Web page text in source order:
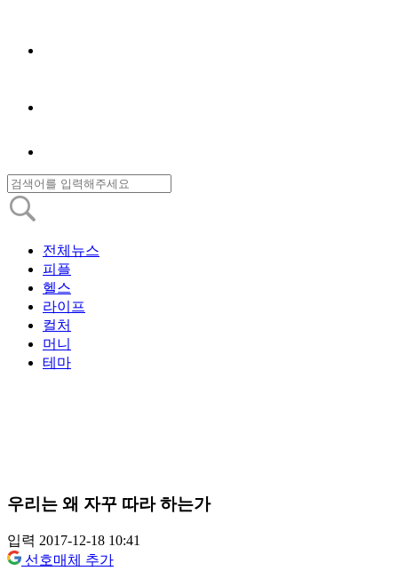
전체뉴스
피플
헬스
라이프
컬처
머니
테마
우리는 왜 자꾸 따라 하는가
입력 2017-12-18 10:41
선호매체 추가